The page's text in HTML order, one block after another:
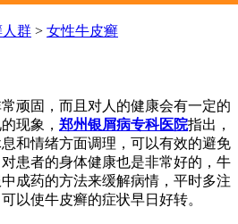
群 > 女性牛皮癣
顽固，而且对人的健康会有一定的
现象， 郑州银屑病专科医院指出，
和情绪方面调理，可以有效的避免
患者的身体健康也是非常好的，牛
成药的方法来缓解病情，平时多注
以使牛皮癣的症状早日好转。